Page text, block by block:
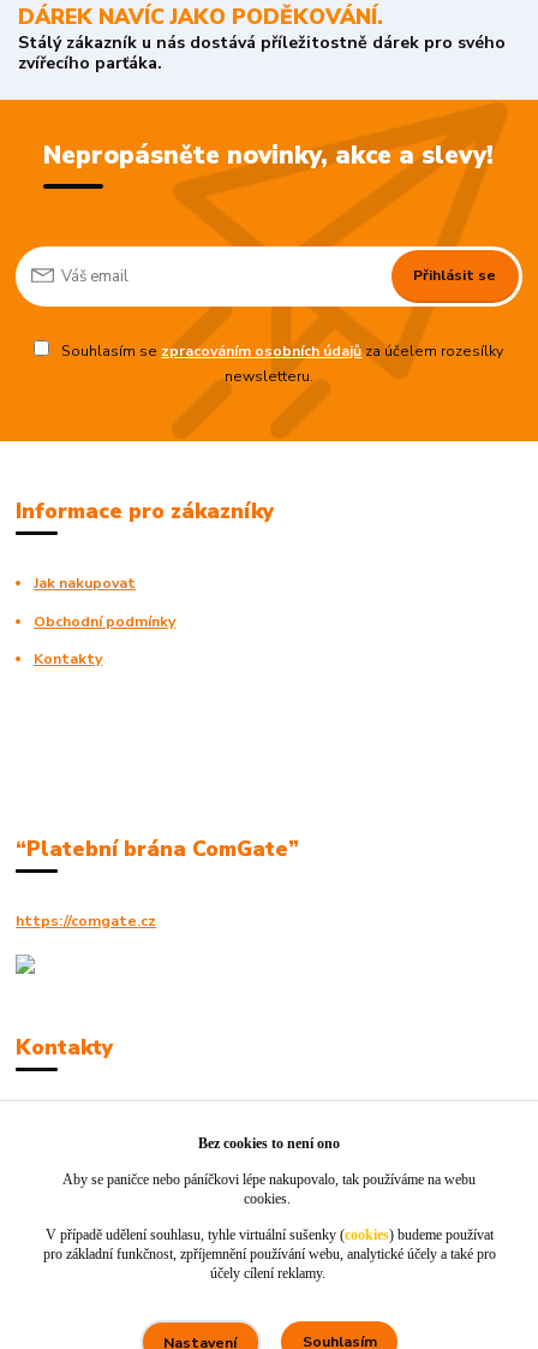
DÁREK NAVÍC JAKO PODĚKOVÁNÍ.
Stálý zákazník u nás dostává příležitostně dárek pro svého
zvířecího parťáka.
Nepropásněte novinky, akce a slevy!
Přihlásit se
Souhlasím se zpracováním osobních údajůza účelem rozesílky
newsletteru.
Informace pro zákazníky
Jak nakupovat
Obchodní podmínky
Kontakty
“Platební brána ComGate”
https://comgate.cz
Kontakty
info@jackie-shop.cz
Bez cookies to není ono
Aby se paničce nebo páníčkovi lépe nakupovalo, tak používáme na webu
cookies.
V případě udělení souhlasu, tyhle virtuální sušenky (cookies) budeme používat
pro základní funkčnost, zpříjemnění používání webu, analytické účely a také pro
účely cílení reklamy.
Nastavení Souhlasím